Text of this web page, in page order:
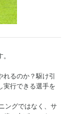
れるのか？駆け引
実行できる選手を
ングではなく、サ